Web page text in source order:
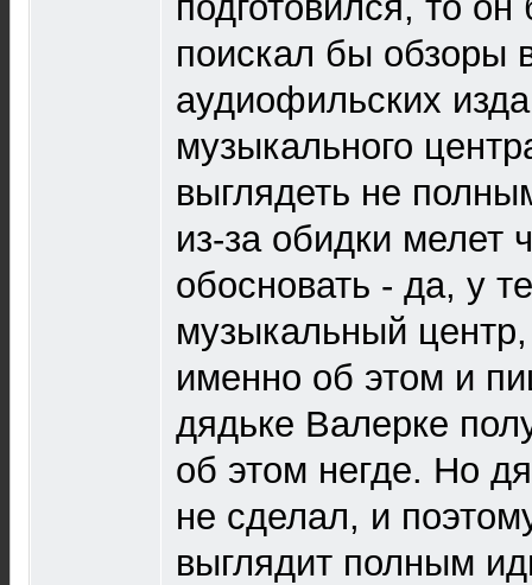
поискал бы обзоры
аудиофильских
музыкального
выглядеть не
из-за обидки мелет
обосновать - да, у
музыкальный
именно об этом и
дядьке Валерке
об этом негде. Но
не сделал, и
выглядит полным